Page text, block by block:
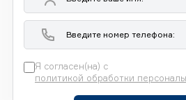
Я согласен(на) с
политикой обработки